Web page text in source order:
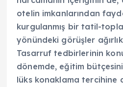
otelin imkanlarından
kurgulanmış bir tatil-
yönündeki görüşler
Tasarruf tedbirlerinin
dönemde, eğitim
lüks konaklama tercihine